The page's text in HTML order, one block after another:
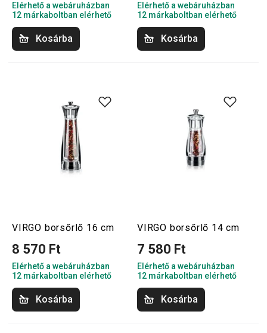
Elérhető a webáruházban
12 márkaboltban elérhető
Kosárba
Elérhető a webáruházban
12 márkaboltban elérhető
Kosárba
VIRGO borsőrlő 16 cm
8 570 Ft
Elérhető a webáruházban
12 márkaboltban elérhető
Kosárba
VIRGO borsőrlő 14 cm
7 580 Ft
Elérhető a webáruházban
12 márkaboltban elérhető
Kosárba